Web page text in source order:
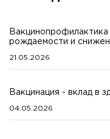
рождаемости и
21.05.2026
Вакцинация - вклад в
04.05.2026